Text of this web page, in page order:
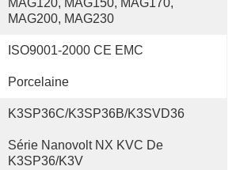
MAG120, MAG150, MAG170,
MAG200, MAG230
ISO9001-2000 CE EMC
Porcelaine
K3SP36C/K3SP36B/K3SVD36
Série Nanovolt NX KVC De
K3SP36/K3V